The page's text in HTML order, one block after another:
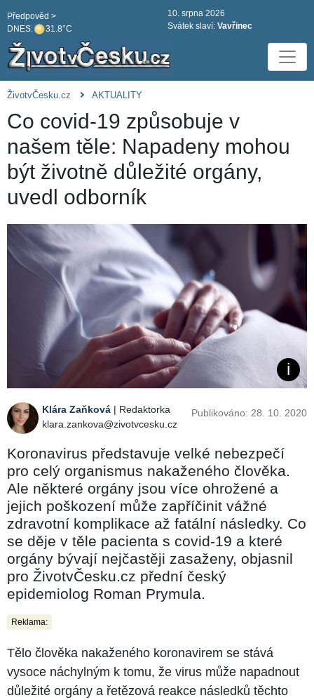
DNES: 31.8°C
Předpověd >
10. srpna 2026
Svátek slaví: Vavřinec
ŽivotvČesku.cz AKTUALITY
Co covid-19 způsobuje v
našem těle: Napadeny mohou
být životně důležité orgány,
uvedl odborník
Klára Zaňková | Redaktorka
klara.zankova@zivotvcesku.cz
Publikováno: 28. 10. 2020
Koronavirus představuje velké nebezpečí
pro celý organismus nakaženého člověka.
Ale některé orgány jsou více ohrožené a
jejich poškození může zapříčinit vážné
zdravotní komplikace až fatální následky. Co
se děje v těle pacienta s covid-19 a které
orgány bývají nejčastěji zasaženy, objasnil
pro ŽivotvČesku.cz přední český
epidemiolog Roman Prymula.
Reklama:
Tělo člověka nakaženého koronavirem se stává
vysoce náchylným k tomu, že virus může napadnout
důležité orgány a řetězová reakce následků těchto